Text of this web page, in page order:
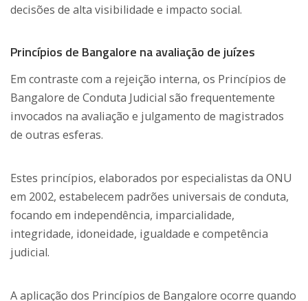
decisões de alta visibilidade e impacto social.
Princípios de Bangalore na avaliação de juízes
Em contraste com a rejeição interna, os Princípios de
Bangalore de Conduta Judicial são frequentemente
invocados na avaliação e julgamento de magistrados
de outras esferas.
Estes princípios, elaborados por especialistas da ONU
em 2002, estabelecem padrões universais de conduta,
focando em independência, imparcialidade,
integridade, idoneidade, igualdade e competência
judicial.
A aplicação dos Princípios de Bangalore ocorre quando